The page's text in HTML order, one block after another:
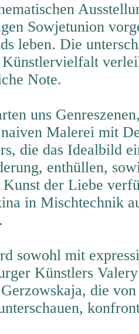
Sowjetunion
leben. Die
Note.
uns
Malerei mit
die das Idealbild
enthüllen,
der Liebe
in Mischtechnik
sowohl mit
Künstlers
die